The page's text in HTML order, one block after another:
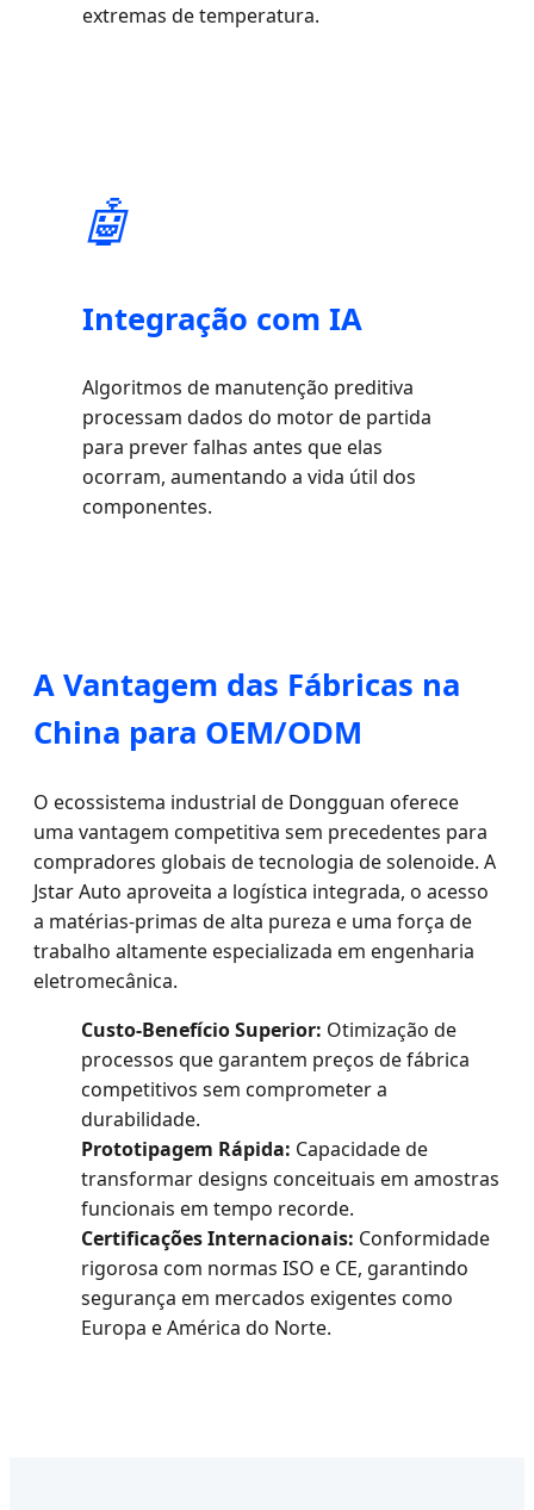
extremas de temperatura.
🤖
Integração com IA
Algoritmos de manutenção preditiva
processam dados do motor de partida
para prever falhas antes que elas
ocorram, aumentando a vida útil dos
componentes.
A Vantagem das Fábricas na
China para OEM/ODM
O ecossistema industrial de Dongguan oferece
uma vantagem competitiva sem precedentes para
compradores globais de tecnologia de solenoide. A
Jstar Auto aproveita a logística integrada, o acesso
a matérias-primas de alta pureza e uma força de
trabalho altamente especializada em engenharia
eletromecânica.
Custo-Benefício Superior: Otimização de
processos que garantem preços de fábrica
competitivos sem comprometer a
durabilidade.
Prototipagem Rápida: Capacidade de
transformar designs conceituais em amostras
funcionais em tempo recorde.
Certificações Internacionais: Conformidade
rigorosa com normas ISO e CE, garantindo
segurança em mercados exigentes como
Europa e América do Norte.